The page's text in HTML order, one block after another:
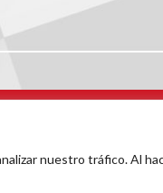
nuestro tráfico. Al
37800 , Salamanca